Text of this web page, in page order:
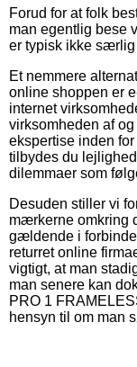
Forud for at folk
man egentlig bese
er typisk ikke særlig
Et nemmere
online shoppen er
internet
virksomheden af
ekspertise inden
tilbydes du
dilemmaer som
Desuden stiller vi
mærkerne omkring
gældende i
returret online
vigtigt, at man
man senere kan
PRO 1
hensyn til om man